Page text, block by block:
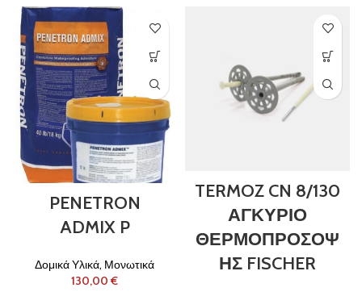
PENETRON
ADMIX P
Δομικά Υλικά, Μονωτικά
€
TERMOZ CN 8/130
ΑΓΚΥΡΙΟ
ΘΕΡΜΟΠΡΟΣΟΨ
ΗΣ FISCHER